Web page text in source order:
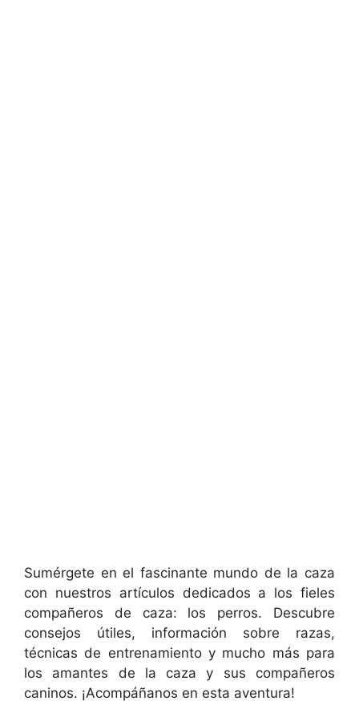
Sumérgete en el fascinante mundo de la caza
con nuestros artículos dedicados a los fieles
compañeros de caza: los perros. Descubre
consejos útiles, información sobre razas,
técnicas de entrenamiento y mucho más para
los amantes de la caza y sus compañeros
caninos. ¡Acompáñanos en esta aventura!